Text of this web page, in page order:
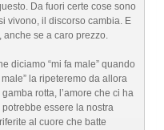
Da fuori certe cose sono
vivono, il discorso cambia. E
anche se a caro prezzo.
diciamo “mi fa male” quando
la ripeteremo da allora
rotta, l’amore che ci ha
essere la nostra
al cuore che batte